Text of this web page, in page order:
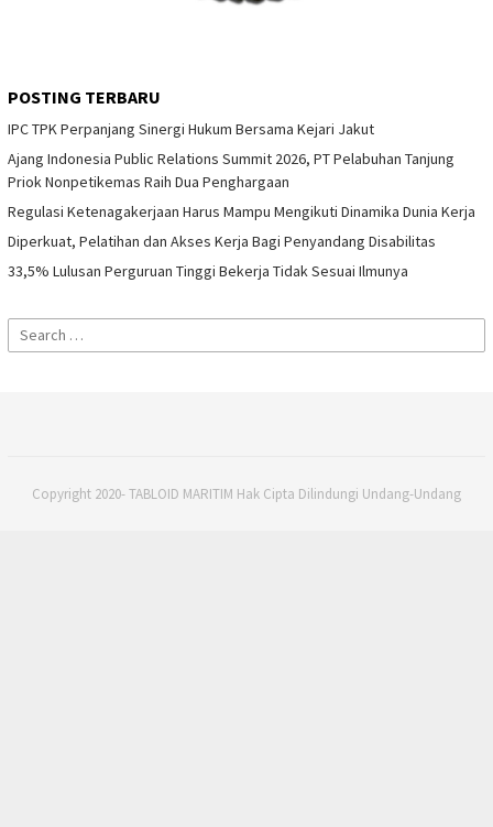
POSTING TERBARU
IPC TPK Perpanjang Sinergi Hukum Bersama Kejari Jakut
Ajang Indonesia Public Relations Summit 2026, PT Pelabuhan Tanjung
Priok Nonpetikemas Raih Dua Penghargaan
Regulasi Ketenagakerjaan Harus Mampu Mengikuti Dinamika Dunia Kerja
Diperkuat, Pelatihan dan Akses Kerja Bagi Penyandang Disabilitas
33,5% Lulusan Perguruan Tinggi Bekerja Tidak Sesuai Ilmunya
Search
for:
Copyright 2020- TABLOID MARITIM Hak Cipta Dilindungi Undang-Undang